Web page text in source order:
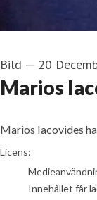
Bild — 20
Marios
Marios Iacovides
go to media item
Licens:
Innehållet får